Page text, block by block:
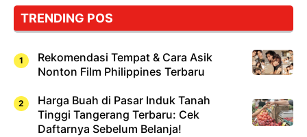
Cuma
Sushi!
TRENDING POS
Rekomendasi Tempat & Cara Asik
Nonton Film Philippines Terbaru
Harga Buah di Pasar Induk Tanah
Tinggi Tangerang Terbaru: Cek
Daftarnya Sebelum Belanja!